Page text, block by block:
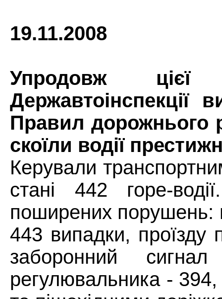
19.11.2008
Упродовж
Державтоінспекції
Правил дорожнього
скоїли водії
Керували
стані 442 горе-
поширених порушень:
443 випадки, проїзду
заборонний
регулювальника -